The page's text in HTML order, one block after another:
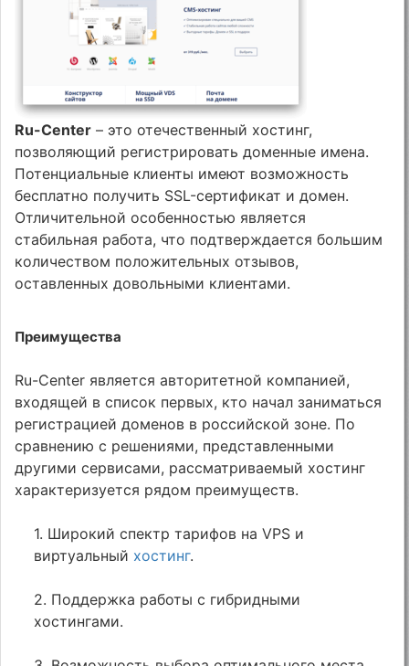
Ru-Center – это отечественный хостинг,
позволяющий регистрировать доменные имена.
Потенциальные клиенты имеют возможность
бесплатно получить SSL-сертификат и домен.
Отличительной особенностью является
стабильная работа, что подтверждается большим
количеством положительных отзывов,
оставленных довольными клиентами.
Преимущества
Ru-Center является авторитетной компанией,
входящей в список первых, кто начал заниматься
регистрацией доменов в российской зоне. По
сравнению с решениями, представленными
другими сервисами, рассматриваемый хостинг
характеризуется рядом преимуществ.
1. Широкий спектр тарифов на VPS и
виртуальный хостинг.
2. Поддержка работы с гибридными
хостингами.